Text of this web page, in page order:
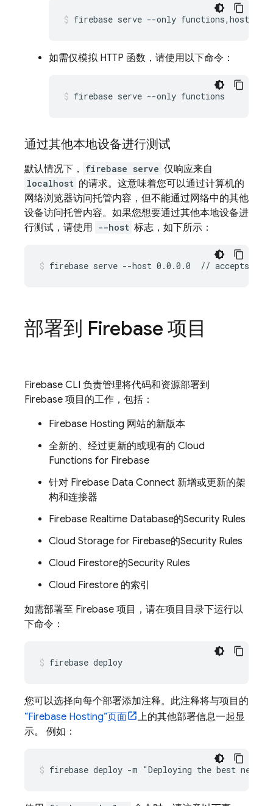
firebase serve --only functions,hosting
如需仅模拟 HTTP 函数，请使用以下命令：
firebase serve --only functions
通过其他本地设备进行测试
默认情况下， firebase serve 仅响应来自
localhost 的请求。这意味着您可以通过计算机的
网络浏览器访问托管内容，但不能通过网络中的其他
设备访问托管内容。如果您想要通过其他本地设备进
行测试，请使用 --host 标志，如下所示：
firebase serve --host 0.0.0.0  // accepts
部署到 Firebase 项目
Firebase CLI 负责管理将代码和资源部署到
Firebase 项目的工作，包括：
Firebase Hosting 网站的新版本
全新的、经过更新的或现有的 Cloud
Functions for Firebase
针对 Firebase Data Connect 新增或更新的架
构和连接器
Firebase Realtime Database的Security Rules
Cloud Storage for Firebase的Security Rules
Cloud Firestore的Security Rules
Cloud Firestore 的索引
如需部署至 Firebase 项目，请在项目目录下运行以
下命令：
firebase deploy
您可以选择向每个部署添加注释。此注释将与项目的
“Firebase Hosting”页面
上的其他部署信息一起显
示。 例如：
firebase deploy -m "Deploying the best new